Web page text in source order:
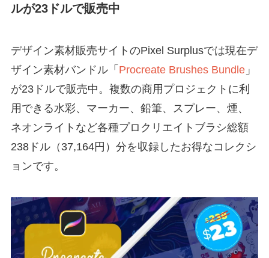
ルが23ドルで販売中
デザイン素材販売サイトのPixel Surplusでは現在デ
ザイン素材バンドル「 Procreate Brushes Bundle」
が23ドルで販売中。複数の商用プロジェクトに利
用できる水彩、マーカー、鉛筆、スプレー、煙、
ネオンライトなど各種プロクリエイトブラシ総額
238ドル（37,164円）分を収録したお得なコレクシ
ョンです。